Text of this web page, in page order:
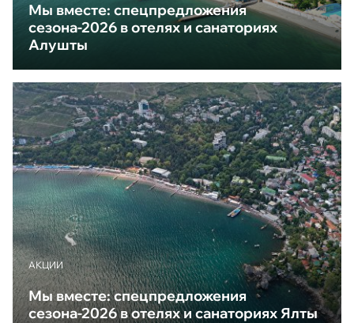
Мы вместе: спецпредложения
сезона-2026 в отелях и санаториях
Алушты
АКЦИИ
Мы вместе: спецпредложения
сезона-2026 в отелях и санаториях Ялты